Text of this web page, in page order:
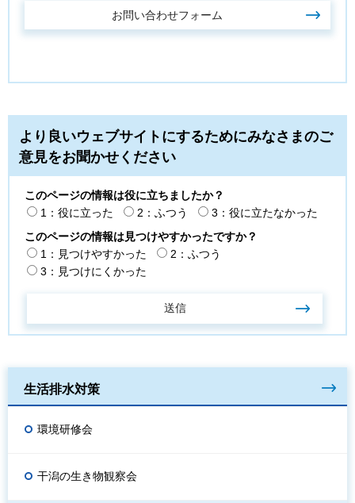
より良いウェブサイトにするためにみなさまのご
意見をお聞かせください
このページの情報は役に立ちましたか？
1：役に立った
2：ふつう
3：役に立たなかった
このページの情報は見つけやすかったですか？
1：見つけやすかった
2：ふつう
3：見つけにくかった
生活排水対策
環境研修会
干潟の生き物観察会